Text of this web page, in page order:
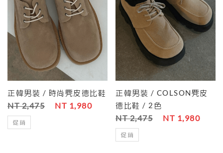
正韓男裝 / 時尚麂皮德比鞋
NT 2,475 NT 1,980
促銷
正韓男裝 / COLSON麂皮
德比鞋 / 2色
NT 2,475 NT 1,980
促銷